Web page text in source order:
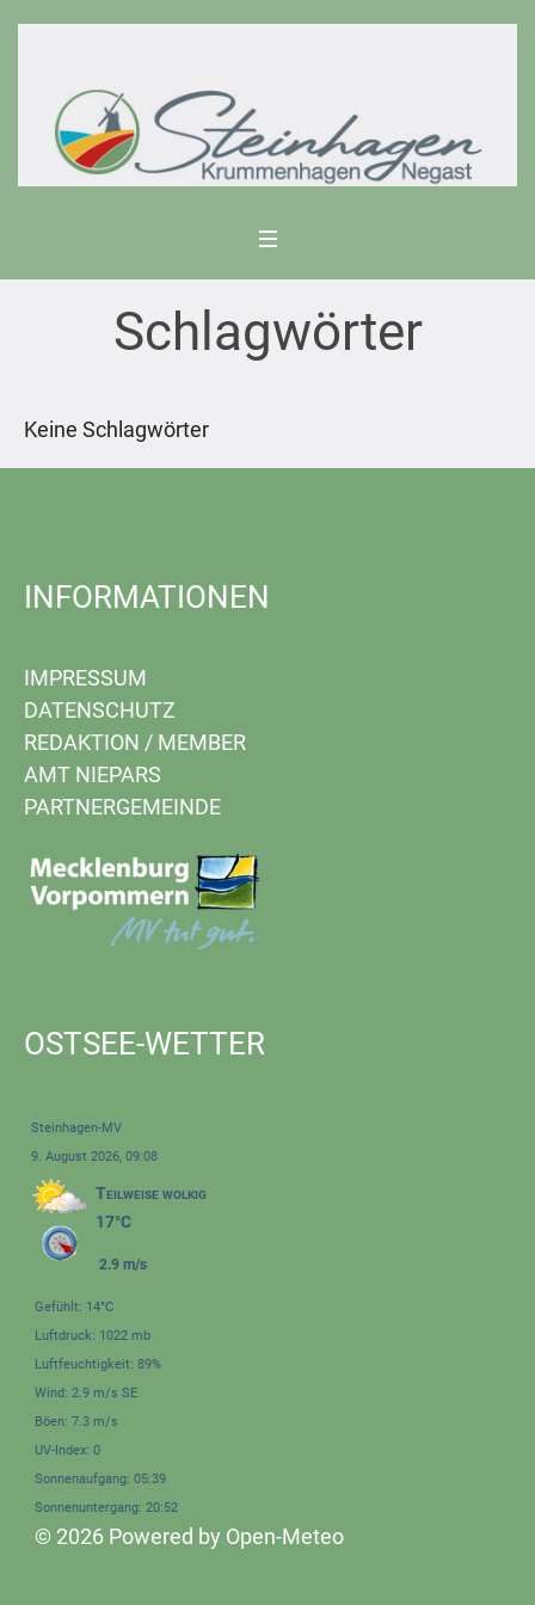
Schlagwörter
Keine Schlagwörter
INFORMATIONEN
IMPRESSUM
DATENSCHUTZ
REDAKTION / MEMBER
AMT NIEPARS
PARTNERGEMEINDE
OSTSEE-WETTER
Steinhagen-MV
9. August 2026, 09:08
Teilweise wolkig
17°C
2.9 m/s
Gefühlt: 14°C
Luftdruck: 1022 mb
Luftfeuchtigkeit: 89%
Wind: 2.9 m/s SE
Böen: 7.3 m/s
UV-Index: 0
Sonnenaufgang: 05:39
Sonnenuntergang: 20:52
© 2026 Powered by Open-Meteo